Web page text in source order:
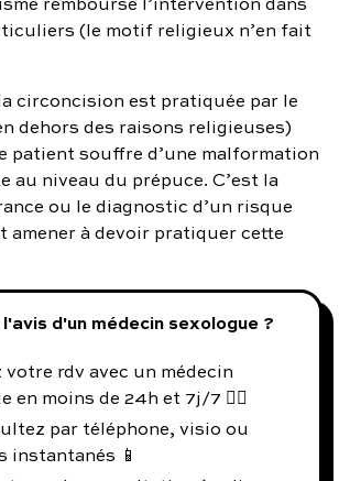
(le motif religieux n’en fait
circoncision est pratiquée par le
dehors des raisons religieuses)
patient souffre d’une malformation
au niveau du prépuce. C’est la
ou le diagnostic d’un risque
amener à devoir pratiquer cette
d'un médecin sexologue ?
votre rdv avec un médecin
en moins de 24h et 7j/7 👨‍⚕️
par téléphone, visio ou
instantanés 📱